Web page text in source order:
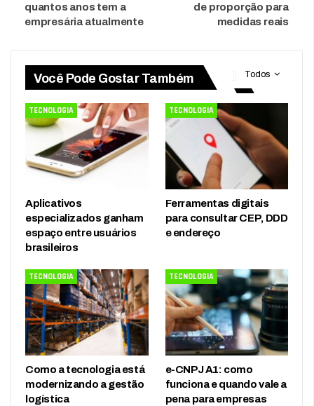
quantos anos tem a
empresária atualmente
de proporção para
medidas reais
Todos
Você Pode Gostar Também
TECNOLOGIA
Aplicativos
especializados ganham
espaço entre usuários
brasileiros
TECNOLOGIA
Ferramentas digitais
para consultar CEP, DDD
e endereço
TECNOLOGIA
Como a tecnologia está
modernizando a gestão
logística
TECNOLOGIA
e-CNPJ A1: como
funciona e quando vale a
pena para empresas